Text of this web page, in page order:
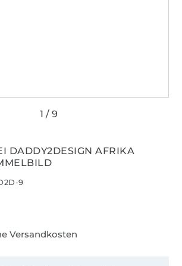
DADDY2DESIGN AFRIKA
9
Versandkosten